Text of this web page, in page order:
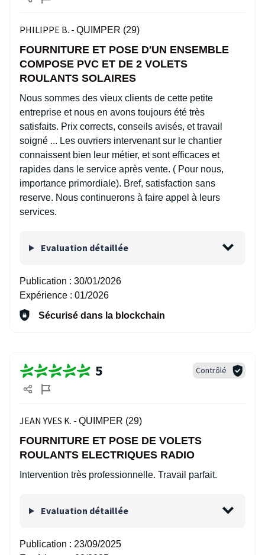
PHILIPPE B. - QUIMPER (29)
FOURNITURE ET POSE D'UN ENSEMBLE
COMPOSE PVC ET DE 2 VOLETS
ROULANTS SOLAIRES
Nous sommes des vieux clients de cette petite
entreprise et nous en avons toujours été très
satisfaits. Prix corrects, conseils avisés, et travail
soigné ... Les ouvriers intervenant sur le chantier
connaissent bien leur métier, et sont efficaces et
rapides dans le service après vente. ( Pour nous,
importance primordiale). Bref, satisfaction sans
reserve. Nous continuerons à faire appel à leurs
services.
Evaluation détaillée
Publication : 30/01/2026
Expérience : 01/2026
Sécurisé dans la blockchain
5 Contrôlé
JEAN YVES K. - QUIMPER (29)
FOURNITURE ET POSE DE VOLETS
ROULANTS ELECTRIQUES RADIO
Intervention très professionnelle. Travail parfait.
Evaluation détaillée
Publication : 23/09/2025